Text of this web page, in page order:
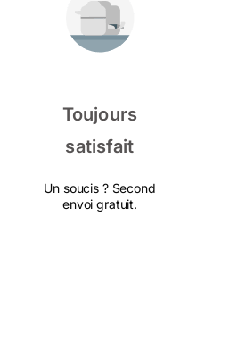
Toujours
satisfait
Un soucis ? Second
envoi gratuit.